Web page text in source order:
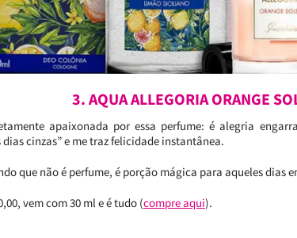
3. AQUA ALLEGORIA ORANGE
apaixonada por essa perfume: é alegria
dias cinzas” e me traz felicidade instantânea.
que não é perfume, é porção mágica para aqueles dias
vem com 30 ml e é tudo (compre aqui).